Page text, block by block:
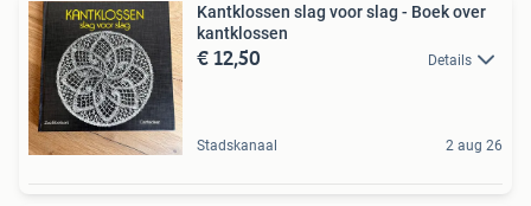
Kantklossen slag voor slag - Boek over
kantklossen
€ 12,50 Details
Stadskanaal 2 aug 26